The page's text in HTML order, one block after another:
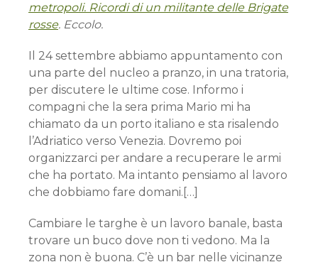
metropoli. Ricordi di un militante delle Brigate
rosse. Eccolo.
Il 24 settembre abbiamo appuntamento con
una parte del nucleo a pranzo, in una tratoria,
per discutere le ultime cose. Informo i
compagni che la sera prima Mario mi ha
chiamato da un porto italiano e sta risalendo
l’Adriatico verso Venezia. Dovremo poi
organizzarci per andare a recuperare le armi
che ha portato. Ma intanto pensiamo al lavoro
che dobbiamo fare domani.[…]
Cambiare le targhe è un lavoro banale, basta
trovare un buco dove non ti vedono. Ma la
zona non è buona. C’è un bar nelle vicinanze